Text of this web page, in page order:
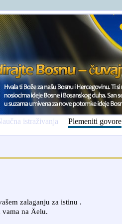
istraživanja Plemeniti govore
zalaganju za istinu .
na Äelu.